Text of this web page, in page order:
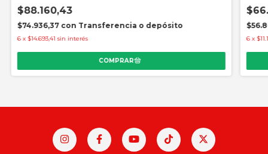
$88.160,43
$74.936,37 con Transferencia o depósito
6 x $14.693,41 sin interés 6 x